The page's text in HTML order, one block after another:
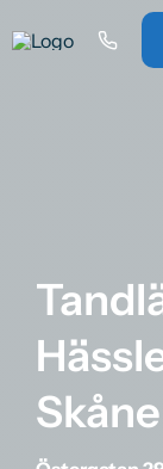
till
Skåne